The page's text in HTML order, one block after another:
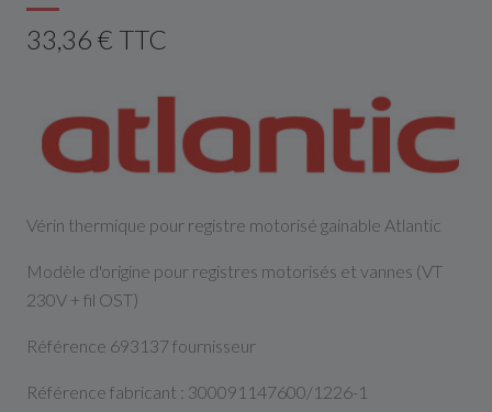
33,36 € TTC
Vérin thermique pour registre motorisé gainable Atlantic
Modèle d'origine pour registres motorisés et vannes (VT
230V + fil OST)
Référence 693137 fournisseur
Référence fabricant : 300091147600/1226-1